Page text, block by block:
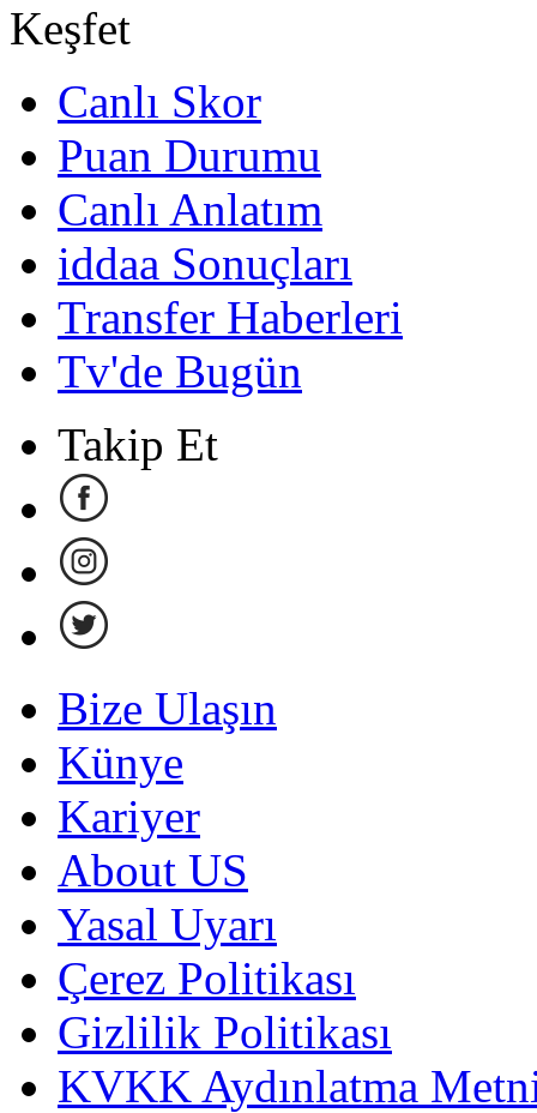
Keşfet
Canlı Skor
Puan Durumu
Canlı Anlatım
iddaa Sonuçları
Transfer Haberleri
Tv'de Bugün
Takip Et
Bize Ulaşın
Künye
Kariyer
About US
Yasal Uyarı
Çerez Politikası
Gizlilik Politikası
KVKK Aydınlatma